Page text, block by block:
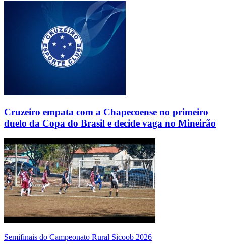
Cruzeiro empata com a Chapecoense no primeiro
duelo da Copa do Brasil e decide vaga no Mineirão
Semifinais do Campeonato Rural Sicoob 2026